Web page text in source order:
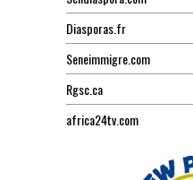
Diasporas.fr
Seneimmigre.com
Rgsc.ca
africa24tv.com